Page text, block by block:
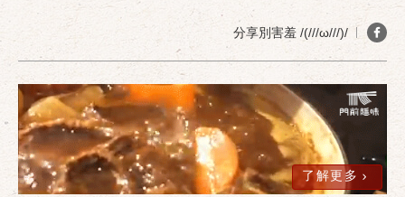
分享別害羞 /(///ω///)/
了解更多